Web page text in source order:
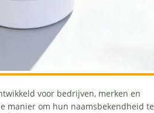
voor bedrijven, merken en
manier om hun naamsbekendheid te